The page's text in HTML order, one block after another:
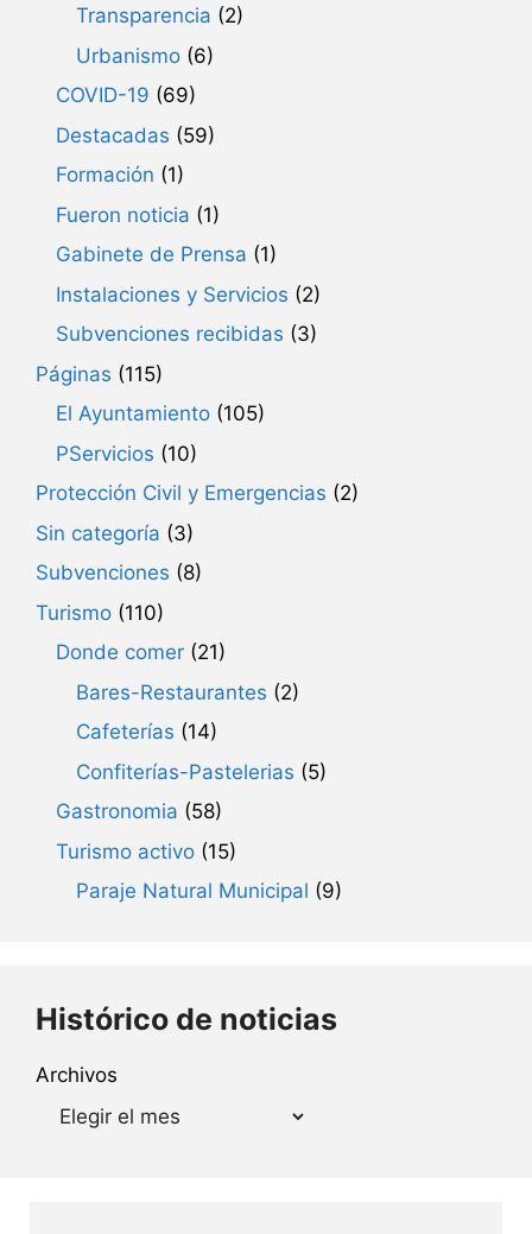
Transparencia (2)
Urbanismo (6)
COVID-19 (69)
Destacadas (59)
Formación (1)
Fueron noticia (1)
Gabinete de Prensa (1)
Instalaciones y Servicios (2)
Subvenciones recibidas (3)
Páginas (115)
El Ayuntamiento (105)
PServicios (10)
Protección Civil y Emergencias (2)
Sin categoría (3)
Subvenciones (8)
Turismo (110)
Donde comer (21)
Bares-Restaurantes (2)
Cafeterías (14)
Confiterías-Pastelerias (5)
Gastronomia (58)
Turismo activo (15)
Paraje Natural Municipal (9)
Histórico de noticias
Archivos